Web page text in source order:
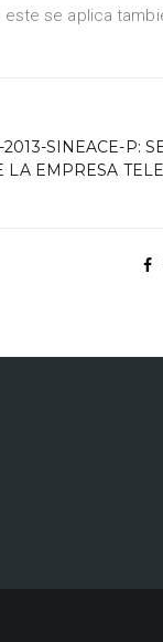
se aplica
SINEACE-P:
LA EMPRESA